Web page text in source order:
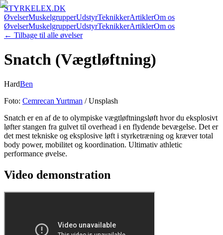
STYRKELEX.DK
ØvelserMuskelgrupperUdstyrTeknikkerArtiklerOm os
ØvelserMuskelgrupperUdstyrTeknikkerArtiklerOm os
← Tilbage til alle øvelser
Snatch (Vægtløftning)
HardBen
Foto: Cemrecan Yurtman / Unsplash
Snatch er en af de to olympiske vægtløftningsløft hvor du eksplosivt
løfter stangen fra gulvet til overhead i en flydende bevægelse. Det er
det mest tekniske og eksplosive løft i styrketræning og kræver total
body power, mobilitet og koordination. Ultimativ athletic
performance øvelse.
Video demonstration